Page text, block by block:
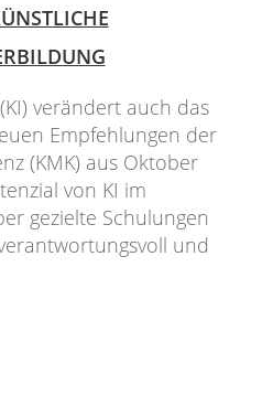
verändert auch das
Empfehlungen der
(KMK) aus Oktober
von KI im
gezielte Schulungen
und